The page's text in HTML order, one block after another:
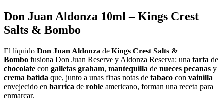
Don Juan Aldonza 10ml – Kings Crest
Salts & Bombo
El líquido Don Juan Aldonza de Kings Crest Salts &
Bombo fusiona Don Juan Reserve y Aldonza Reserva: una tarta de
chocolate con galletas graham, mantequilla de nueces pecanas y
crema batida que, junto a unas finas notas de tabaco con vainilla
envejecido en barrica de roble americano, forman una receta para
enmarcar.